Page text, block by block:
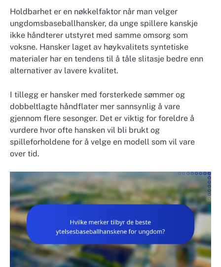
Holdbarhet er en nøkkelfaktor når man velger
ungdomsbaseballhansker, da unge spillere kanskje
ikke håndterer utstyret med samme omsorg som
voksne. Hansker laget av høykvalitets syntetiske
materialer har en tendens til å tåle slitasje bedre enn
alternativer av lavere kvalitet.
I tillegg er hansker med forsterkede sømmer og
dobbeltlagte håndflater mer sannsynlig å vare
gjennom flere sesonger. Det er viktig for foreldre å
vurdere hvor ofte hansken vil bli brukt og
spilleforholdene for å velge en modell som vil vare
over tid.